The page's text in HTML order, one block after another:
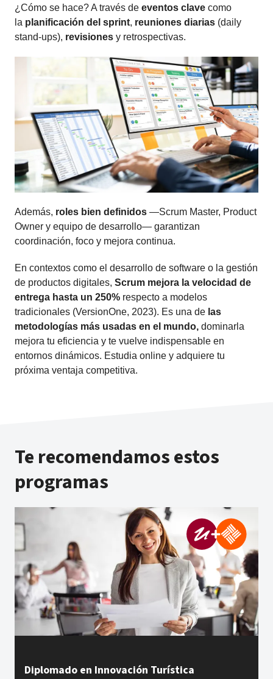
¿Cómo se hace? A través de eventos clave como
la planificación del sprint, reuniones diarias (daily
stand-ups), revisiones y retrospectivas.
Además, roles bien definidos —Scrum Master, Product
Owner y equipo de desarrollo— garantizan
coordinación, foco y mejora continua.
En contextos como el desarrollo de software o la gestión
de productos digitales, Scrum mejora la velocidad de
entrega hasta un 250% respecto a modelos
tradicionales (VersionOne, 2023). Es una de las
metodologías más usadas en el mundo, dominarla
mejora tu eficiencia y te vuelve indispensable en
entornos dinámicos. Estudia online y adquiere tu
próxima ventaja competitiva.
Te recomendamos estos
programas
Diplomado en Innovación Turística